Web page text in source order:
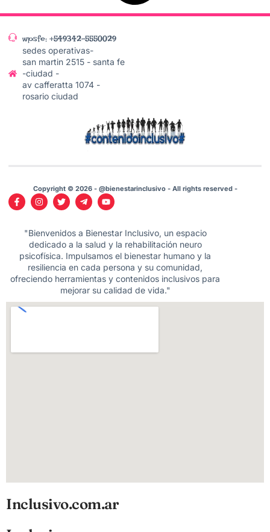
wpsfe: +549342-5550029
sedes operativas-
san martin 2515 - santa fe
-ciudad -
av cafferatta 1074 -
rosario ciudad
Copyright © 2026 - @bienestarinclusivo - All rights reserved -
"Bienvenidos a Bienestar Inclusivo, un espacio
dedicado a la salud y la rehabilitación neuro
psicofísica. Impulsamos el bienestar humano y la
resiliencia en cada persona y su comunidad,
ofreciendo herramientas y contenidos inclusivos para
mejorar su calidad de vida."
Inclusivo.com.ar